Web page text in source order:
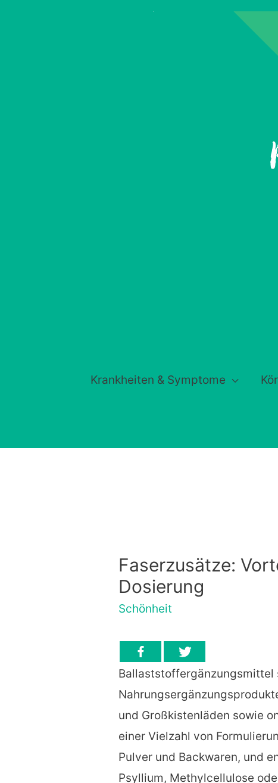
Krankheiten & Symptome
Faserzusätze:
Dosierung
Schönheit
Ballaststoffergänzungsmittel
und Großkistenläden sowie
einer Vielzahl von
Pulver und Backwaren, und
Psyllium, Methylcellulose